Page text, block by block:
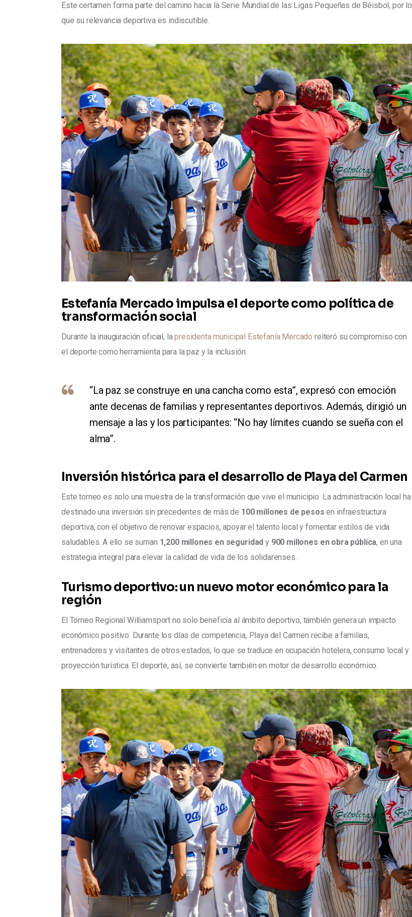
Este certamen forma parte del camino hacia la Serie Mundial de las Ligas Pequeñas de Béisbol, por lo
que su relevancia deportiva es indiscutible.
Estefanía Mercado impulsa el deporte como política de
transformación social
Durante la inauguración oficial, la presidenta municipal Estefanía Mercado reiteró su compromiso con
el deporte como herramienta para la paz y la inclusión.
“La paz se construye en una cancha como esta”, expresó con emoción
ante decenas de familias y representantes deportivos. Además, dirigió un
mensaje a las y los participantes: “No hay límites cuando se sueña con el
alma”.
Inversión histórica para el desarrollo de Playa del Carmen
Este torneo es solo una muestra de la transformación que vive el municipio. La administración local ha
destinado una inversión sin precedentes de más de 100 millones de pesos en infraestructura
deportiva, con el objetivo de renovar espacios, apoyar el talento local y fomentar estilos de vida
saludables. A ello se suman 1,200 millones en seguridad y 900 millones en obra pública, en una
estrategia integral para elevar la calidad de vida de los solidarenses.
Turismo deportivo: un nuevo motor económico para la
región
El Torneo Regional Williamsport no solo beneficia al ámbito deportivo, también genera un impacto
económico positivo. Durante los días de competencia, Playa del Carmen recibe a familias,
entrenadores y visitantes de otros estados, lo que se traduce en ocupación hotelera, consumo local y
proyección turística. El deporte, así, se convierte también en motor de desarrollo económico.